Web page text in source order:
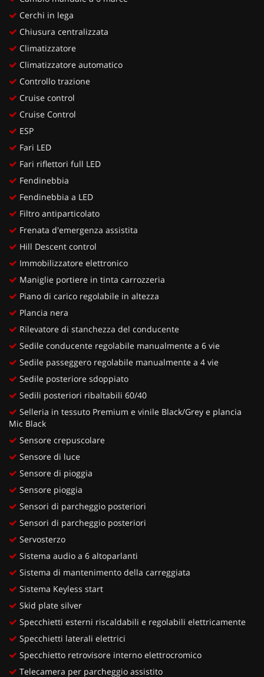
Cerchi in lega
Chiusura centralizzata
Climatizzatore
Climatizzatore automatico
Controllo trazione
Cruise control
Cruise Control
ESP
Fari LED
Fari riflettori full LED
Fendinebbia
Fendinebbia a LED
Filtro antiparticolato
Frenata d'emergenza assistita
Hill Descent control
Immobilizzatore elettronico
Maniglie portiere in tinta carrozzeria
Piano di carico regolabile in altezza
Plancia nera
Rilevatore di stanchezza del conducente
Sedile conducente regolabile manualmente a 6 vie
Sedile passeggero regolabile manualmente a 4 vie
Sedile posteriore sdoppiato
Sedili posteriori ribaltabili 60/40
Selleria in tessuto Premium e vinile Black/Grey e plancia
Mic Black
Sensore crepuscolare
Sensore di luce
Sensore di pioggia
Sensore pioggia
Sensori di parcheggio posteriori
Sensori di parcheggio posteriori
Servosterzo
Sistema audio a 6 altoparlanti
Sistema di mantenimento della carreggiata
Sistema Keyless start
Skid plate silver
Specchietti esterni riscaldabili e regolabili elettricamente
Specchietti laterali elettrici
Specchietto retrovisore interno elettrocromico
Telecamera per parcheggio assistito